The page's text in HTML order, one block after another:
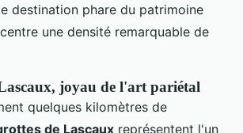
destination phare du patrimoine
une densité remarquable de
joyau de l'art pariétal
quelques kilomètres de
de Lascaux représentent l'un